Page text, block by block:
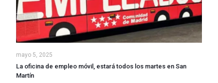
mayo 5, 2025
La oficina de empleo móvil, estará todos los martes en San
Martín